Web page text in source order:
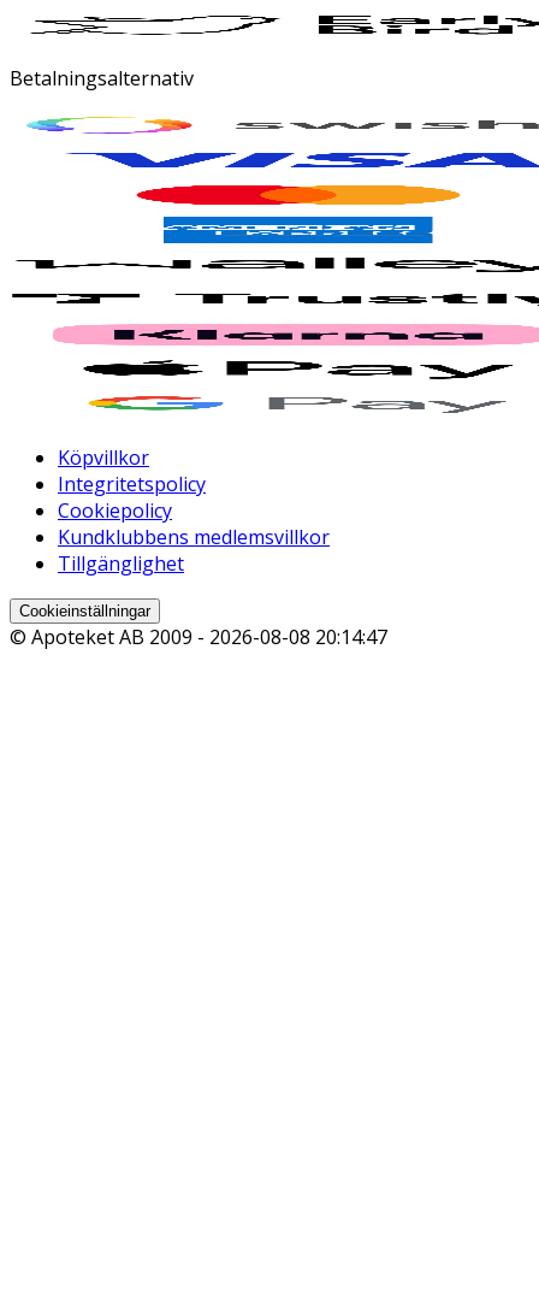
Betalningsalternativ
Köpvillkor
Integritetspolicy
Cookiepolicy
Kundklubbens medlemsvillkor
Tillgänglighet
Cookieinställningar
© Apoteket AB 2009 - 2026-08-08 20:14:47